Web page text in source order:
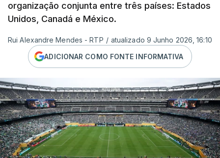
organização conjunta entre três países: Estados
Unidos, Canadá e México.
Rui Alexandre Mendes - RTP / atualizado 9 Junho 2026, 16:10
ADICIONAR COMO FONTE INFORMATIVA